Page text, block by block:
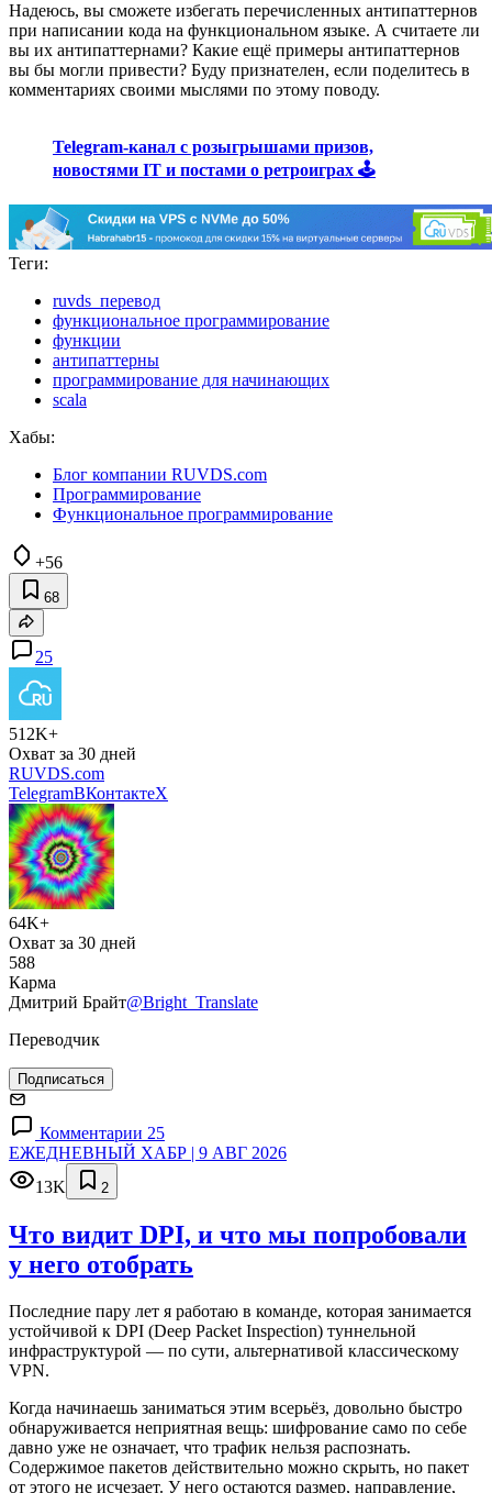
Надеюсь, вы сможете избегать перечисленных антипаттернов
при написании кода на функциональном языке. А считаете ли
вы их антипаттернами? Какие ещё примеры антипаттернов
вы бы могли привести? Буду признателен, если поделитесь в
комментариях своими мыслями по этому поводу.
Telegram-канал с розыгрышами призов,
новостями IT и постами о ретроиграх 🕹️
Теги:
ruvds_перевод
функциональное программирование
функции
антипаттерны
программирование для начинающих
scala
Хабы:
Блог компании RUVDS.com
Программирование
Функциональное программирование
+56
68
25
512K+
Охват за 30 дней
RUVDS.com
TelegramВКонтактеX
64K+
Охват за 30 дней
588
Карма
Дмитрий Брайт@Bright_Translate
Переводчик
Подписаться
Комментарии 25
ЕЖЕДНЕВНЫЙ ХАБР | 9 АВГ 2026
13K
2
Что видит DPI, и что мы попробовали
у него отобрать
Последние пару лет я работаю в команде, которая занимается
устойчивой к DPI (Deep Packet Inspection) туннельной
инфраструктурой — по сути, альтернативой классическому
VPN.
Когда начинаешь заниматься этим всерьёз, довольно быстро
обнаруживается неприятная вещь: шифрование само по себе
давно уже не означает, что трафик нельзя распознать.
Содержимое пакетов действительно можно скрыть, но пакет
от этого не исчезает. У него остаются размер, направление,